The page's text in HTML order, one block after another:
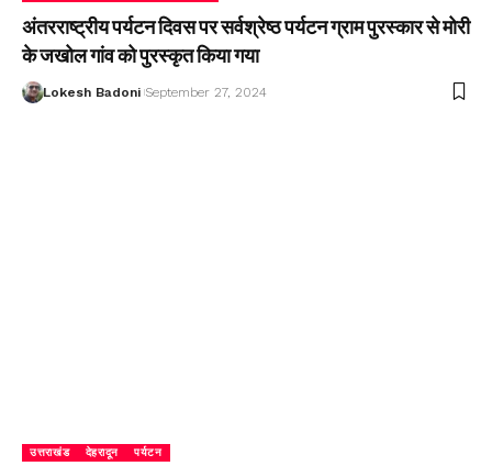
अंतरराष्ट्रीय पर्यटन दिवस पर सर्वश्रेष्ठ पर्यटन ग्राम पुरस्कार से मोरी
के जखोल गांव को पुरस्कृत किया गया
Lokesh Badoni September 27, 2024
उत्तराखंड देहरादून पर्यटन